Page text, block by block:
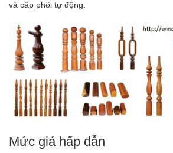
và cấp phôi tự động.
Mức giá hấp dẫn